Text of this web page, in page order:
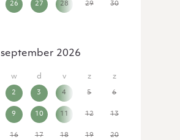
26 27 28 29 30
september 2026
2 3 4 5 6
9 10 11 12 13
16 17 18 19 20